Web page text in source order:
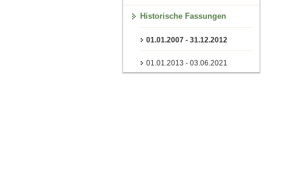
Historische Fassungen
01.01.2007 - 31.12.2012
01.01.2013 - 03.06.2021